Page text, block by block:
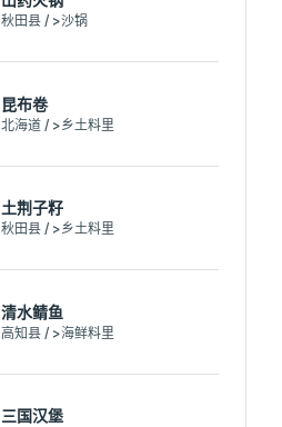
秋田县 / >沙锅
昆布卷
北海道 / >乡土料里
土荆子籽
秋田县 / >乡土料里
清水鲭鱼
高知县 / >海鲜料里
三国汉堡